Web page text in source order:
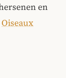
en
Oiseaux